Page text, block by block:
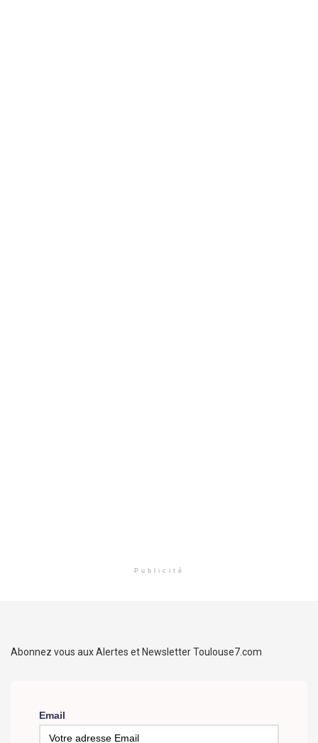
Publicité
Abonnez vous aux Alertes et Newsletter Toulouse7.com
Email